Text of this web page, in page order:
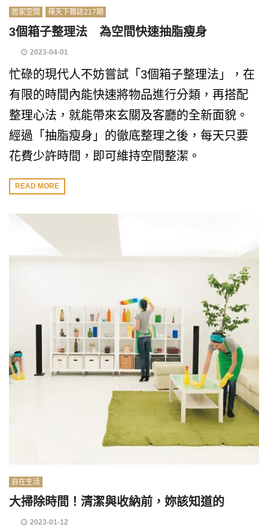
居家空間 禪天下雜誌217期
3個箱子整理法 為空間快速抽脂瘦身
2023-04-01
忙碌的現代人不妨嘗試「3個箱子整理法」，在
有限的時間內能快速將物品進行分類，再搭配
整理心法，就能帶來玄關及客廳的全新面貌。
經過「抽脂瘦身」的徹底整理之後，每天只要
花費少許時間，即可維持空間整潔。
READ MORE
自在生活
大掃除時間！清潔與收納前，妳該知道的
2023-01-12